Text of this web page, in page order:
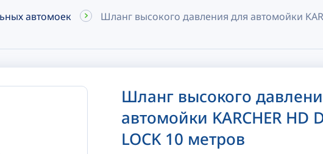
автомоек
Шланг высокого давления для автомойки
Шланг высокого
автомойки KARCHER HD
LOCK 10 метров